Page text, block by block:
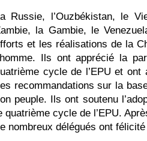
Russie, l’Ouzbékistan, le
la Gambie, le
et les réalisations de la
Ils ont apprécié la
cycle de l’EPU et
recommandations sur la
peuple. Ils ont soutenu
quatrième cycle de l’EPU.
nombreux délégués ont